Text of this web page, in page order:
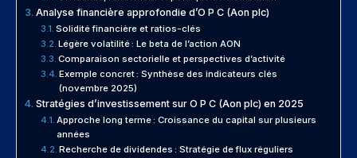
Analyse financière approfondie d’O P C (Aon plc)
Solidité financière et ratios-clés
Légère volatilité : Le beta de l’action AON
Comparaison sectorielle et perspectives d’activité
Exemple concret : Synthèse des indicateurs clés
(novembre 2025)
Stratégies d’investissement sur O P C (Aon plc) en 2025
Approche long terme : Croissance du capital sur plusieurs
années
Recherche de dividendes : Stratégie de flux réguliers